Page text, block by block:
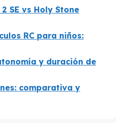
SE vs Holy Stone
RC para niños:
y duración de
comparativa y